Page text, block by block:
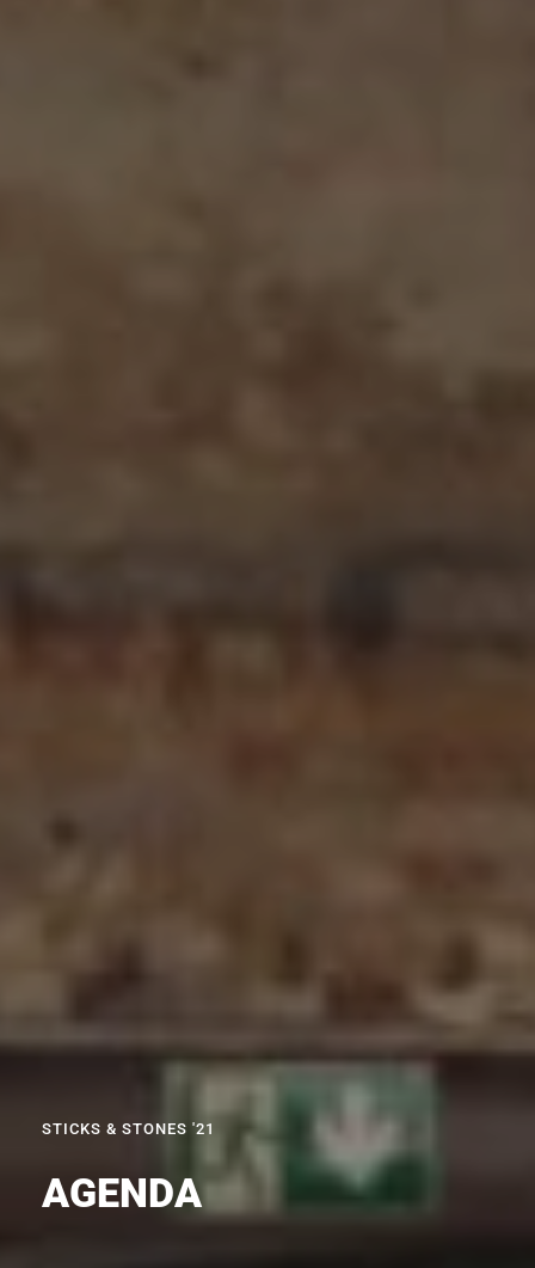
STICKS & STONES '21
AGENDA